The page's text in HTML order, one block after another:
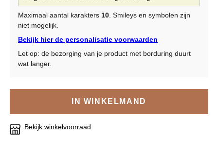
Maximaal aantal karakters 10 . Smileys en symbolen zijn
niet mogelijk.
Bekijk hier de personalisatie voorwaarden
Let op: de bezorging van je product met borduring duurt
wat langer.
IN WINKELMAND
Bekijk winkelvoorraad